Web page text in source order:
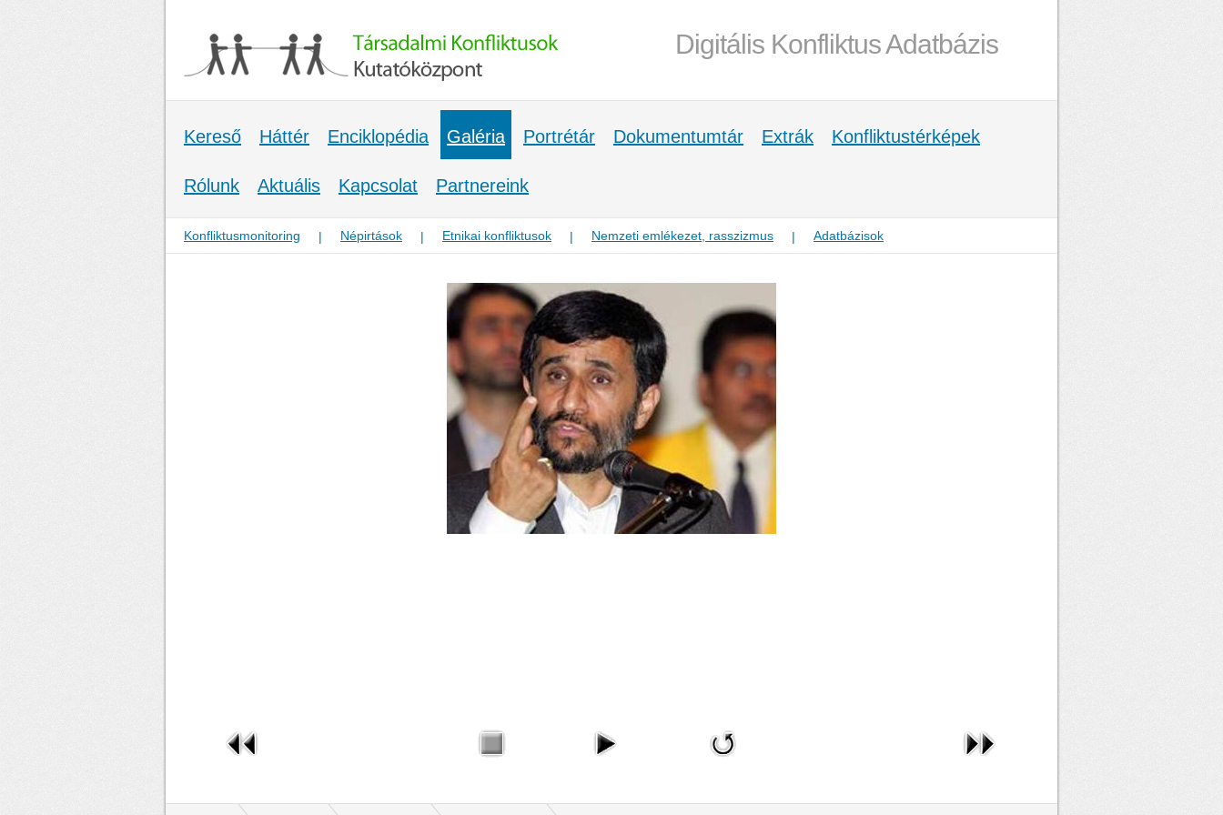
Digitális Konfliktus Adatbázis
Kereső Háttér Enciklopédia Galéria Portrétár Dokumentumtár Extrák Konfliktustérképek
Rólunk Aktuális Kapcsolat Partnereink
Konfliktusmonitoring | Népirtások | Etnikai konfliktusok | Nemzeti emlékezet, rasszizmus | Adatbázisok